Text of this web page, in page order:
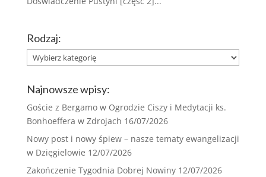
Rodzaj:
Rodzaj:
Najnowsze wpisy:
Goście z Bergamo w Ogrodzie Ciszy i Medytacji ks.
Bonhoeffera w Zdrojach 16/07/2026
Nowy post i nowy śpiew – nasze tematy ewangelizacji
w Dzięgielowie 12/07/2026
Zakończenie Tygodnia Dobrej Nowiny 12/07/2026